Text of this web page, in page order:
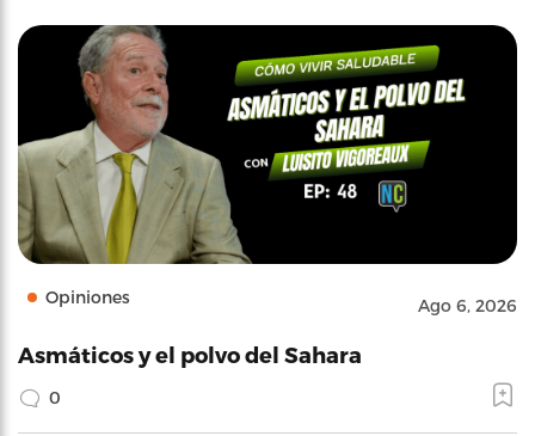
Opiniones Ago 6, 2026
Asmáticos y el polvo del Sahara
0